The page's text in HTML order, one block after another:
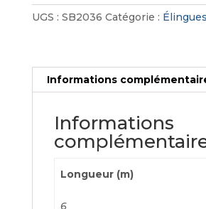
UGS : SB2036 Catégorie :
Informations
Informations
Longueur (m)
6